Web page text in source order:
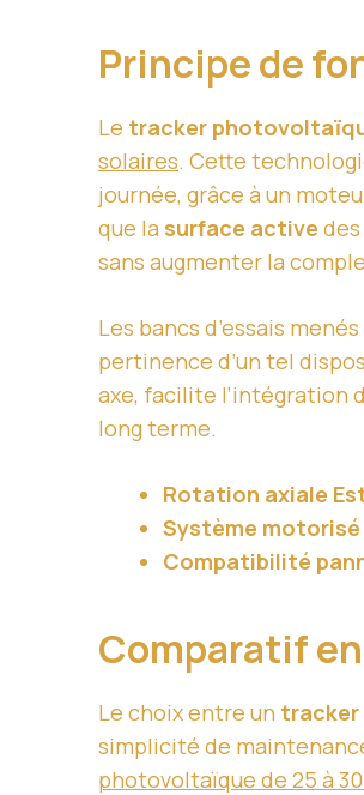
Principe de
Le tracker
solaires. Cette
journée, grâce à un
que la surface active
sans augmenter la
Les bancs d’essais
pertinence d’un tel
axe, facilite l’intégration
long terme.
Rotation axiale
Système
Compatibilité
Comparatif
Le choix entre un tracker
simplicité de
photovoltaïque de 25 à